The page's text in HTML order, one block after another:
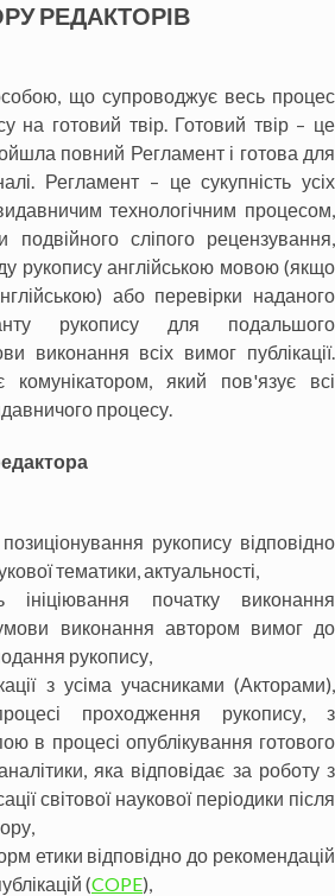
РЕДАКТОРІВ
що супроводжує весь процес
на готовий твір. Готовий твір – це
повний Регламент і готова для
Регламент – це сукупність усіх
технологічним процесом,
сліпого рецензування,
рукопису англійською мовою (якщо
або перевірки наданого
рукопису для подальшого
виконання всіх вимог публікації.
комунікатором, який пов'язує всі
процесу.
рукопису відповідно
тематики, актуальності,
ініціювання початку виконання
виконання автором вимог до
рукопису,
з усіма учасниками (Акторами),
проходження рукопису, з
в процесі опублікування готового
яка відповідає за роботу з
світової наукової періодики після
етики відповідно до рекомендацій
(COPE),